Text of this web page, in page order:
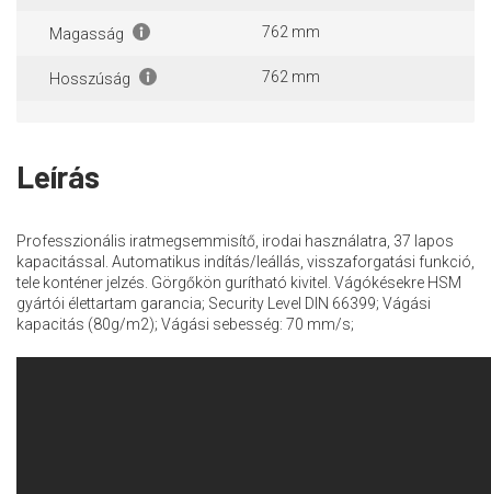
Magasság 762 mm
Hosszúság 762 mm
Leírás
Professzionális iratmegsemmisítő, irodai használatra, 37 lapos
kapacitással. Automatikus indítás/leállás, visszaforgatási funkció,
tele konténer jelzés. Görgőkön gurítható kivitel. Vágókésekre HSM
gyártói élettartam garancia; Security Level DIN 66399; Vágási
kapacitás (80g/m2); Vágási sebesség: 70 mm/s;